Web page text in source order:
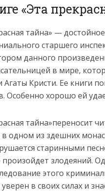
«Эта
тайна» —
старшего
данного
в мире,
Кристи. Ее книги
Особенно хорошо ей
тайна»переносит
в одном из здешних
старинными
произойдет злодеяний.
этого
в своих силах и